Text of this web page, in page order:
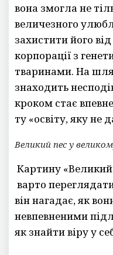
вона змогла не
величезного
захистити його
корпорації з
тваринами. На
знаходить
кроком стає
ту «освіту, яку не
Великий пес у
Картину
варто
він нагадає, як
невпевненими
як знайти віру у